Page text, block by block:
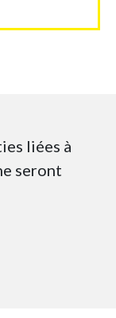
liées à
seront